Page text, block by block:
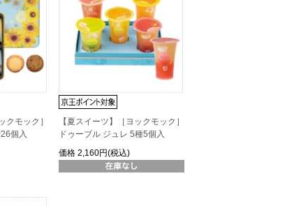
クモック］
個入
【夏スイーツ】［ヨックモック］
ドゥーブル ジュレ 5種5個入
価格 2,160円(税込)